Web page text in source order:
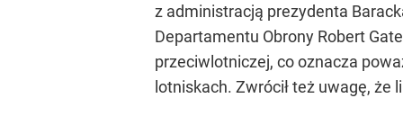
z administracją prezydenta
Departamentu Obrony Robert
przeciwlotniczej, co oznacza
lotniskach. Zwrócił też uwagę, że